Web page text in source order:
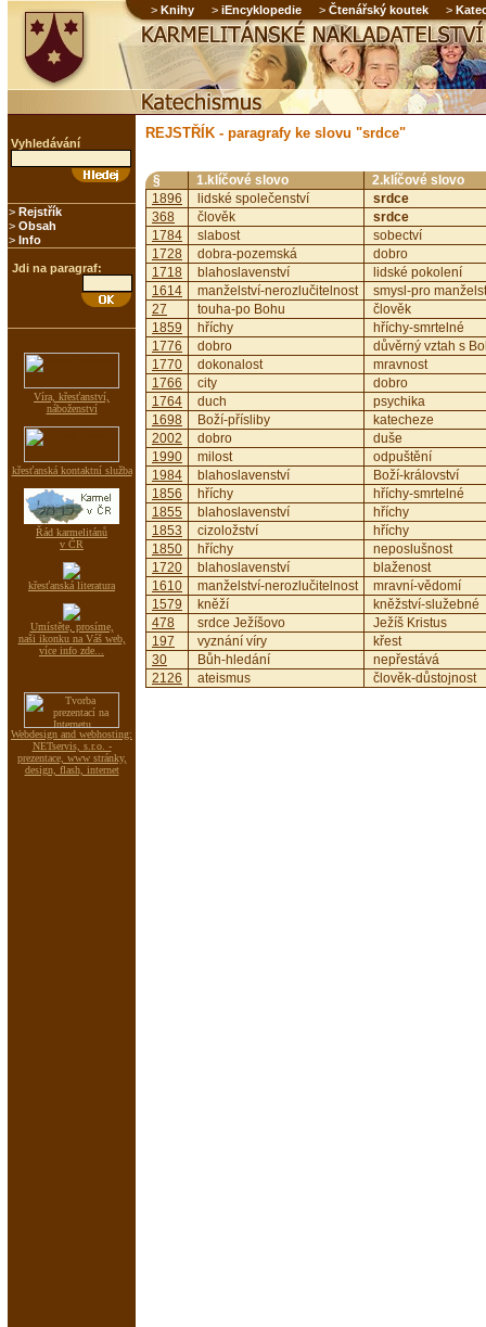
> Knihy > iEncyklopedie > Čtenářský koutek >
Vyhledávání
> Rejstřík
> Obsah
> Info
Jdi na paragraf:
Víra, křesťanství,
náboženství
křesťanská kontaktní služba
Řád karmelitánů
v ČR
křesťanská literatura
Umístěte, prosíme,
naši ikonku na Váš web,
více info zde...
Webdesign and webhosting:
NETservis, s.r.o. -
prezentace, www stránky,
design, flash, internet
REJSTŘÍK - paragrafy ke slovu "srdce"
§ 1.klíčové slovo
2.klíčové slovo
1896
lidské společenství
srdce
368
člověk
srdce
1784
slabost
sobectví
1728
dobra-pozemská
dobro
1718
blahoslavenství
lidské pokolení
1614
manželství-nerozlučitelnost
smysl-pro
27
touha-po Bohu
člověk
1859
hříchy
hříchy-smrtelné
1776
dobro
důvěrný vztah s
1770
dokonalost
mravnost
1766
city
dobro
1764
duch
psychika
1698
Boží-přísliby
katecheze
2002
dobro
duše
1990
milost
odpuštění
1984
blahoslavenství
Boží-království
1856
hříchy
hříchy-smrtelné
1855
blahoslavenství
hříchy
1853
cizoložství
hříchy
1850
hříchy
neposlušnost
1720
blahoslavenství
blaženost
1610
manželství-nerozlučitelnost
mravní-vědomí
1579
kněží
kněžství-služebné
478
srdce Ježíšovo
Ježíš Kristus
197
vyznání víry
křest
30
Bůh-hledání
nepřestává
2126
ateismus člověk-důstojnost